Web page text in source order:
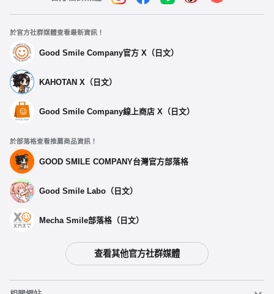
於官方社群媒體查看最新資訊！
Good Smile Company官方 X（日文）
KAHOTAN X（日文）
Good Smile Company線上商店 X（日文）
於部落格查看推薦商品資訊！
GOOD SMILE COMPANY台灣官方部落格
Good Smile Labo（日文）
Mecha Smile部落格（日文）
查看其他官方社群媒體